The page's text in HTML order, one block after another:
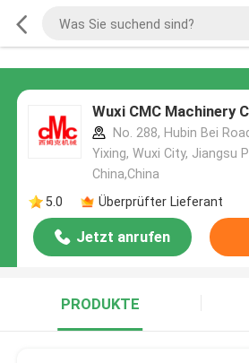
Wuxi CMC Machinery
No. 288, Hubin Bei
Yixing, Wuxi City, Jiangsu
China,China
5.0
Überprüfter Lieferant
Jetzt anrufen
PRODUKTE